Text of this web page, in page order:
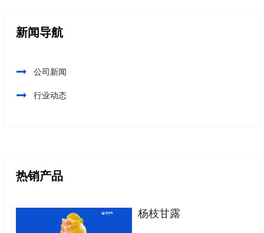
新闻导航
公司新闻
行业动态
热销产品
杨枝甘露